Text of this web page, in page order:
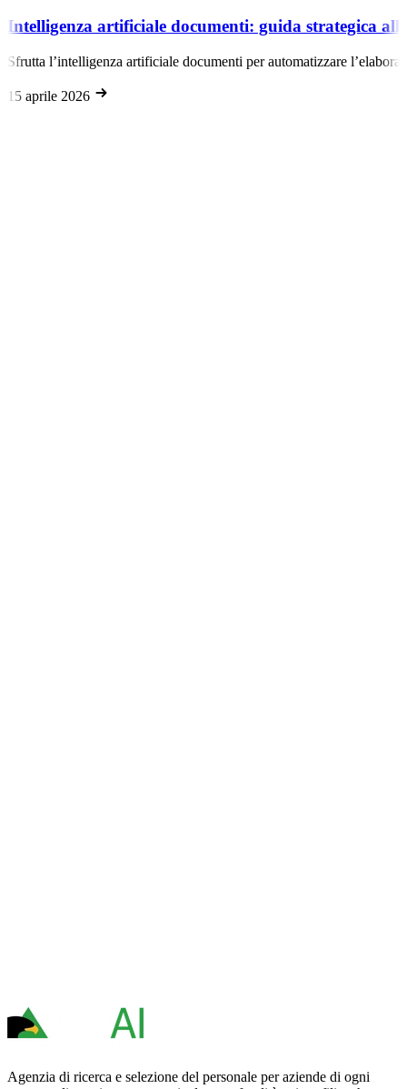
Intelligenza artificiale documenti: guida strategica
Sfrutta l’intelligenza artificiale documenti per automatizzare
15 aprile 2026
Agenzia di ricerca e selezione del personale per aziende di ogni